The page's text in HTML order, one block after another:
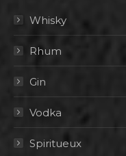
Whisky
Rhum
Gin
Vodka
Spiritueux